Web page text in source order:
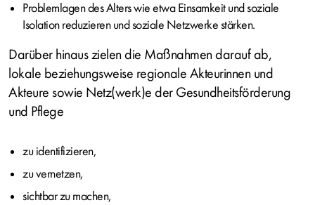
Problemlagen des Alters wie etwa Einsamkeit und soziale
Isolation reduzieren und soziale Netzwerke stärken.
Darüber hinaus zielen die Maßnahmen darauf ab,
lokale beziehungsweise regionale Akteurinnen und
Akteure sowie Netz(werk)e der Gesundheitsförderung
und Pflege
zu identifizieren,
zu vernetzen,
sichtbar zu machen,